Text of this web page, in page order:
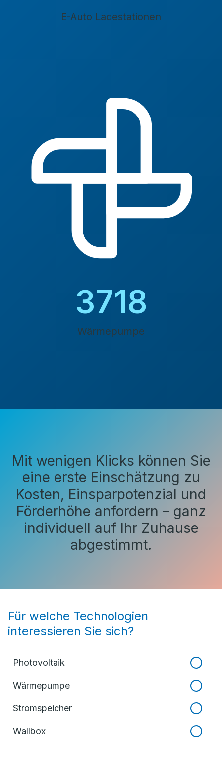
E-Auto Ladestationen
4200
Wärmepumpe
Mit wenigen Klicks können Sie
eine erste Einschätzung zu
Kosten, Einsparpotenzial und
Förderhöhe anfordern – ganz
individuell auf Ihr Zuhause
abgestimmt.
Für welche Technologien
interessieren Sie sich?
Photovoltaik
Wärmepumpe
Stromspeicher
Wallbox